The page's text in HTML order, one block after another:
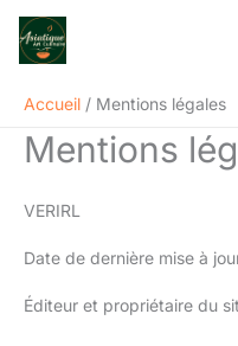
Aller
Accueil
Mentions légales
Mentions
VERIRL
Date de dernière mise à
Éditeur et propriétaire du